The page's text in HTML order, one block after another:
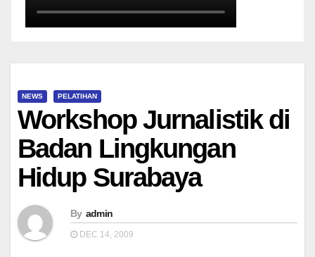
NEWS PELATIHAN
Workshop Jurnalistik di
Badan Lingkungan
Hidup Surabaya
By admin
DEC 14, 2009